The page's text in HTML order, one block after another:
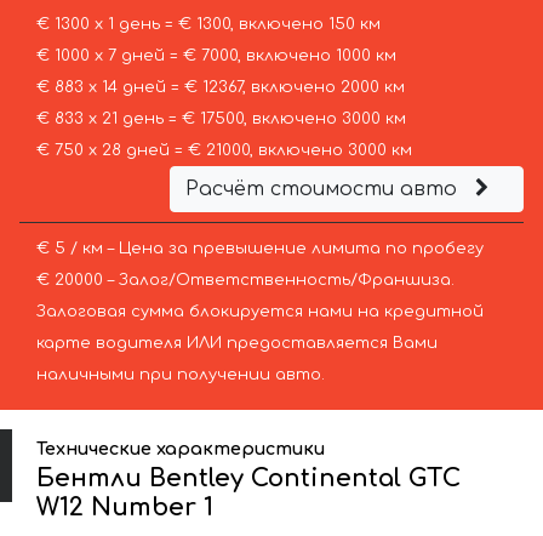
€ 1300 х 1 день = € 1300, включено 150 км
€ 1000 х 7 дней = € 7000, включено 1000 км
€ 883 х 14 дней = € 12367, включено 2000 км
€ 833 х 21 день = € 17500, включено 3000 км
€ 750 х 28 дней = € 21000, включено 3000 км
Расчёт стоимости авто
€ 5 / км – Цена за превышение лимита по пробегу
€ 20000 – Залог/Ответственность/Франшиза.
Залоговая сумма блокируется нами на кредитной
карте водителя ИЛИ предоставляется Вами
наличными при получении авто.
Технические характеристики
Бентли Bentley Continental GTC
W12 Number 1